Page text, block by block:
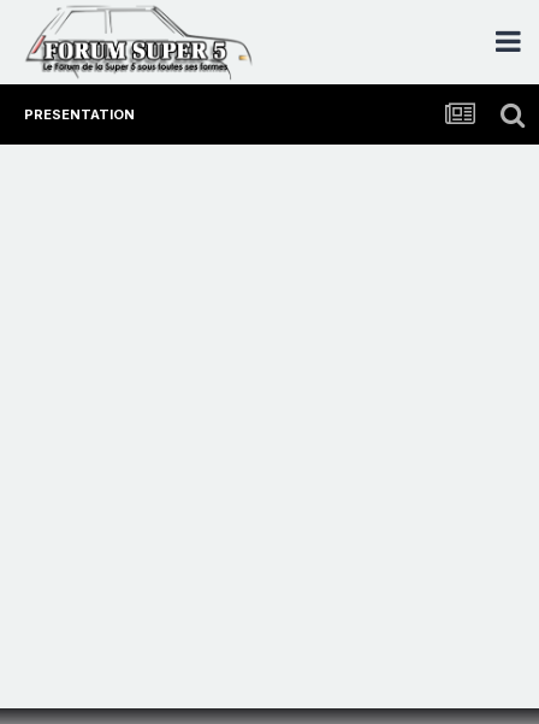
PRESENTATION